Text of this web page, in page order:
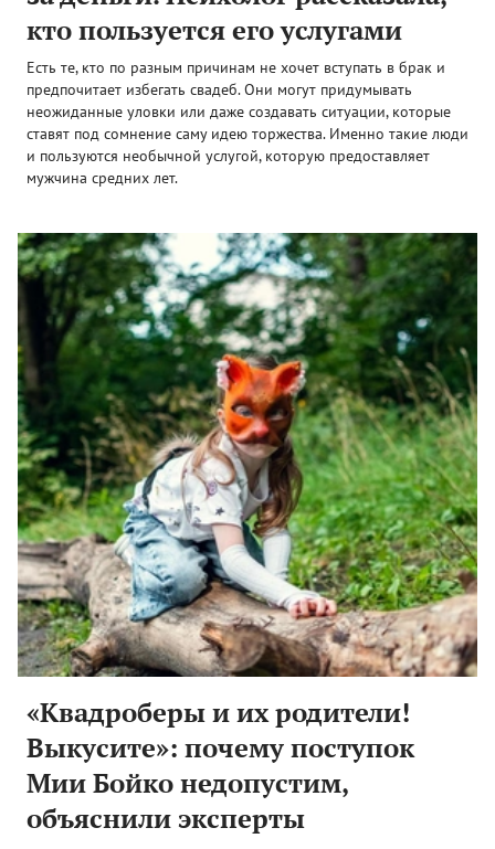
кто пользуется его услугами
Есть те, кто по разным причинам не хочет вступать в брак и
предпочитает избегать свадеб. Они могут придумывать
неожиданные уловки или даже создавать ситуации, которые
ставят под сомнение саму идею торжества. Именно такие люди
и пользуются необычной услугой, которую предоставляет
мужчина средних лет.
«Квадроберы и их родители!
Выкусите»: почему поступок
Мии Бойко недопустим,
объяснили эксперты